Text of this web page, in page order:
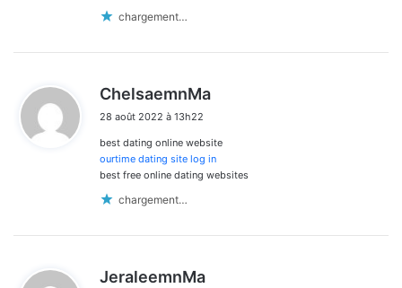
chargement…
ChelsaemnMa
:
28 août 2022 à 13h22
best dating online website
ourtime dating site log in
best free online dating websites
chargement…
JeraleemnMa